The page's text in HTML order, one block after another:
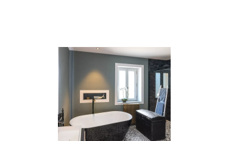
Salle de bain – Sainte-
Maxime
INDIVIDUALS